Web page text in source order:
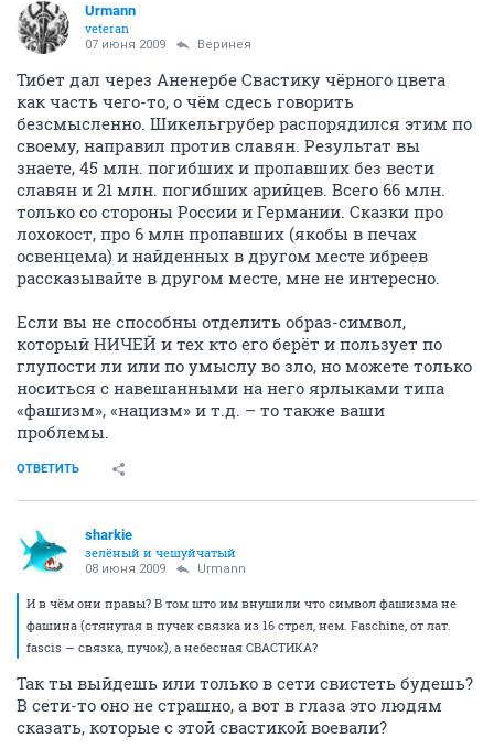
Urmann
veteran
07 июня 2009 Веринея
Тибет дал через Аненербе Свастику чёрного цвета
как часть чего-то, о чём сдесь говорить
безсмысленно. Шикельгрубер распорядился этим по
своему, направил против славян. Результат вы
знаете, 45 млн. погибших и пропавших без вести
славян и 21 млн. погибших арийцев. Всего 66 млн.
только со стороны России и Германии. Сказки про
лохокост, про 6 млн пропавших (якобы в печах
освенцема) и найденных в другом месте ибреев
рассказывайте в другом месте, мне не интересно.
Если вы не способны отделить образ-символ,
который НИЧЕЙ и тех кто его берёт и пользует по
глупости ли или по умыслу во зло, но можете только
носиться с навешанными на него ярлыками типа
«фашизм», «нацизм» и т.д. – то также ваши
проблемы.
ОТВЕТИТЬ
sharkie
зелёный и чешуйчатый
08 июня 2009 Urmann
И в чём они правы? В том што им внушили что символ фашизма не
фашина (стянутая в пучек связка из 16 стрел, нем. Faschine, от лат.
fascis — связка, пучок), а небесная СВАСТИКА?
Так ты выйдешь или только в сети свистеть будешь?
В сети-то оно не страшно, а вот в глаза это людям
сказать, которые с этой свастикой воевали?